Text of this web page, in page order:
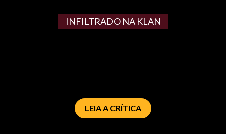
INFILTRADO NA KLAN
LEIA A CRÍTICA